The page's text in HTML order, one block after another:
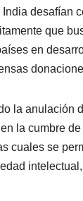
desafían
que
en
la anulación
la cumbre
cuales se